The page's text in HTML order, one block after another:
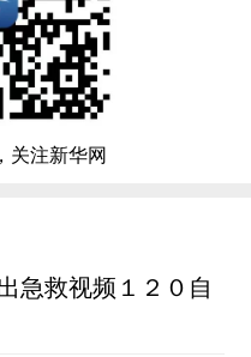
关注新华网
急救视频１２０自